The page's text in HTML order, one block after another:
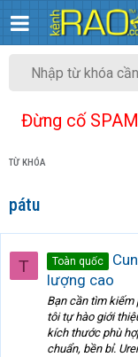
Đừng cố
TỪ KHÓA
pátu
T Toàn quốc
lượng cao
Bạn cần tìm kiếm
tôi tự hào giới
kích thước phù
chuẩn, bền bỉ.